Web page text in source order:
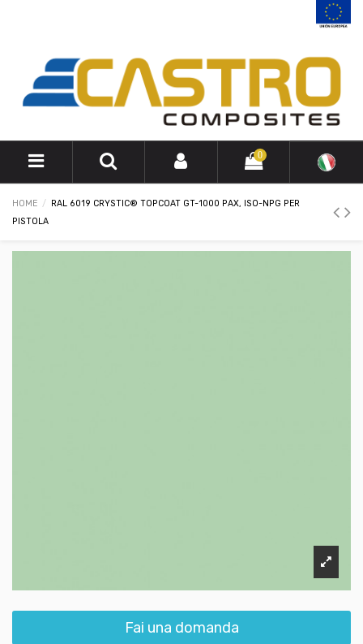
0
HOME
RAL 6019 CRYSTIC® TOPCOAT GT-1000 PAX, ISO-NPG PER
PISTOLA
Fai una domanda